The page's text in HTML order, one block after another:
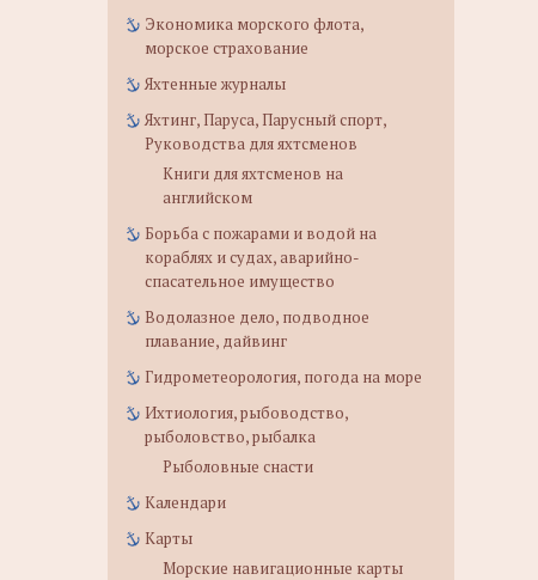
Экономика морского флота,
морское страхование
Яхтенные журналы
Яхтинг, Паруса, Парусный спорт,
Руководства для яхтсменов
Книги для яхтсменов на
английском
Борьба с пожарами и водой на
кораблях и судах, аварийно-
спасательное имущество
Водолазное дело, подводное
плавание, дайвинг
Гидрометеорология, погода на море
Ихтиология, рыбоводство,
рыболовство, рыбалка
Рыболовные снасти
Календари
Карты
Морские навигационные карты